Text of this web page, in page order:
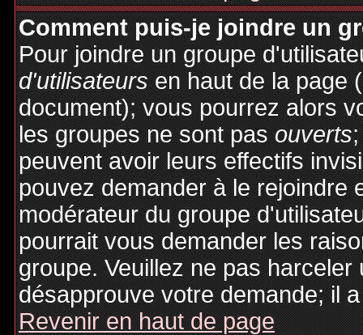
Comment puis-je joindre un
Pour joindre un groupe
d'utilisateursen haut de la page
document); vous pourrez alors
les groupes ne sont pasouverts
peuvent avoir leurs effectifs
pouvez demander à le rejoindre
modérateur du groupe
pourrait vous demander les
groupe. Veuillez ne pas
désapprouve votre demande; il
Revenir en haut de page